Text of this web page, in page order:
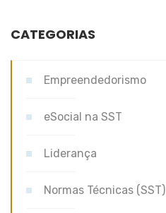
CATEGORIAS
Empreendedorismo
eSocial na SST
Liderança
Normas Técnicas (SST)